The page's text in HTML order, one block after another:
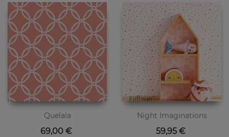
Quelala
Preis
69,00 €
Night Imaginations
Preis
59,95 €